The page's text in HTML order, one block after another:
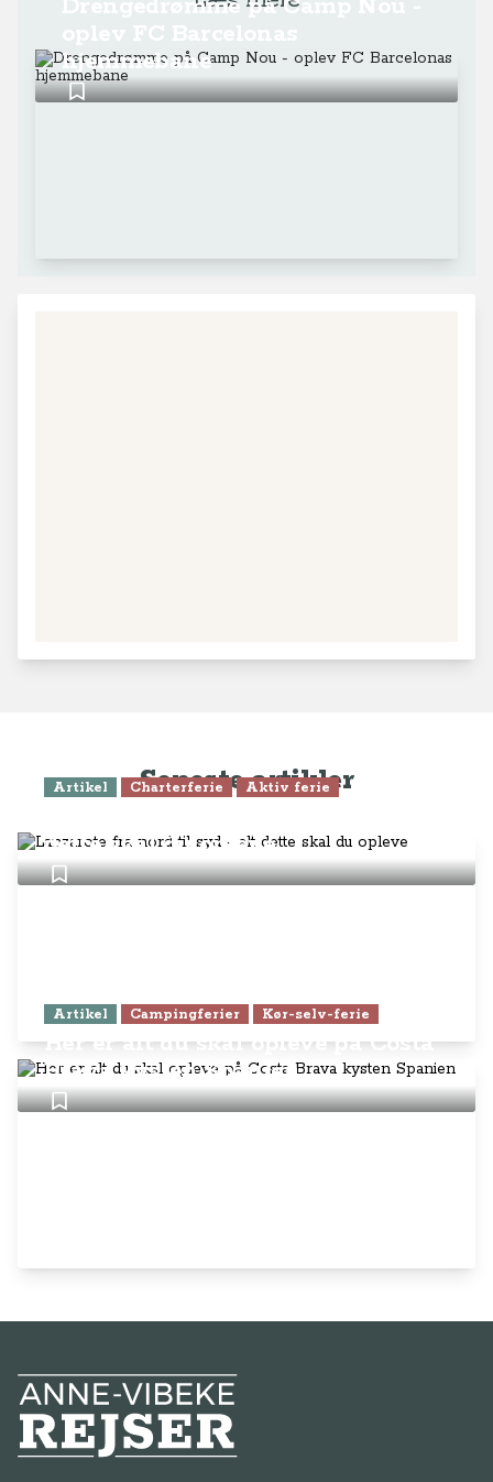
Drengedrømme på Camp Nou -
hjemmebane
Seneste artikler
Artikel Charterferie Aktiv ferie
dette skal du opleve
Artikel Campingferier Kør-selv-ferie
Her er alt du skal opleve på Costa
Brava kysten Spanien
Anne-Vibeke Rejser